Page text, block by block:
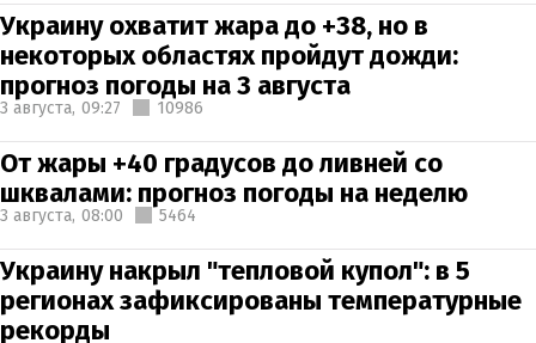
Украину охватит жара до +38, но в
некоторых областях пройдут дожди:
прогноз погоды на 3 августа
3 августа, 09:27 10986
От жары +40 градусов до ливней со
шквалами: прогноз погоды на неделю
3 августа, 08:00 5464
Украину накрыл "тепловой купол": в 5
регионах зафиксированы температурные
рекорды